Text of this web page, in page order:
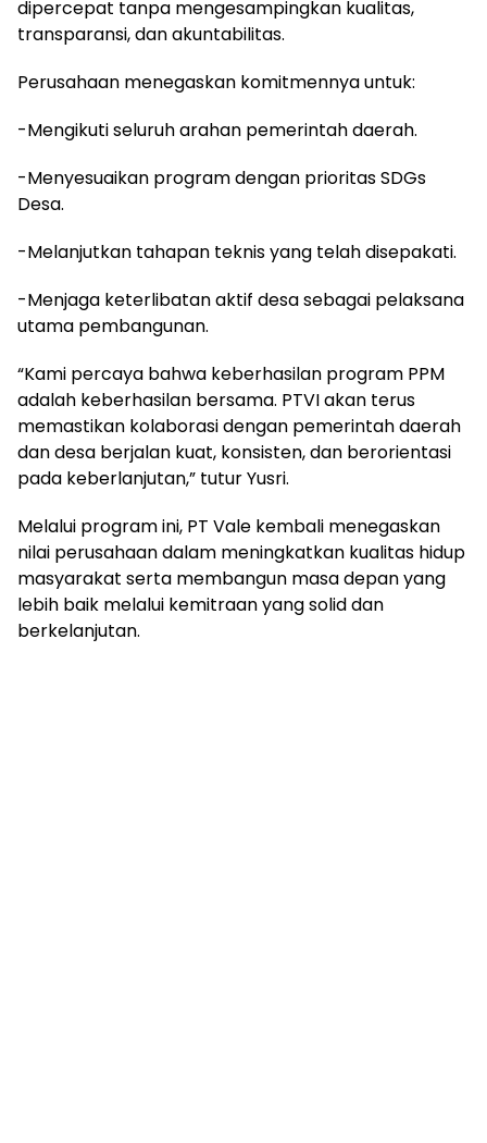
dipercepat tanpa mengesampingkan kualitas,
transparansi, dan akuntabilitas.
Perusahaan menegaskan komitmennya untuk:
-Mengikuti seluruh arahan pemerintah daerah.
-Menyesuaikan program dengan prioritas SDGs
Desa.
-Melanjutkan tahapan teknis yang telah disepakati.
-Menjaga keterlibatan aktif desa sebagai pelaksana
utama pembangunan.
“Kami percaya bahwa keberhasilan program PPM
adalah keberhasilan bersama. PTVI akan terus
memastikan kolaborasi dengan pemerintah daerah
dan desa berjalan kuat, konsisten, dan berorientasi
pada keberlanjutan,” tutur Yusri.
Melalui program ini, PT Vale kembali menegaskan
nilai perusahaan dalam meningkatkan kualitas hidup
masyarakat serta membangun masa depan yang
lebih baik melalui kemitraan yang solid dan
berkelanjutan.